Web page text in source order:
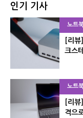
인기 기사
노트
[리
크스
노트
[리
격으